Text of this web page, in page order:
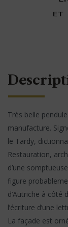
Très belle
manufacture.
le Tardy,
Restauration,
d’une
figure
d’Autriche à côté
l’écriture d’une
La façade est